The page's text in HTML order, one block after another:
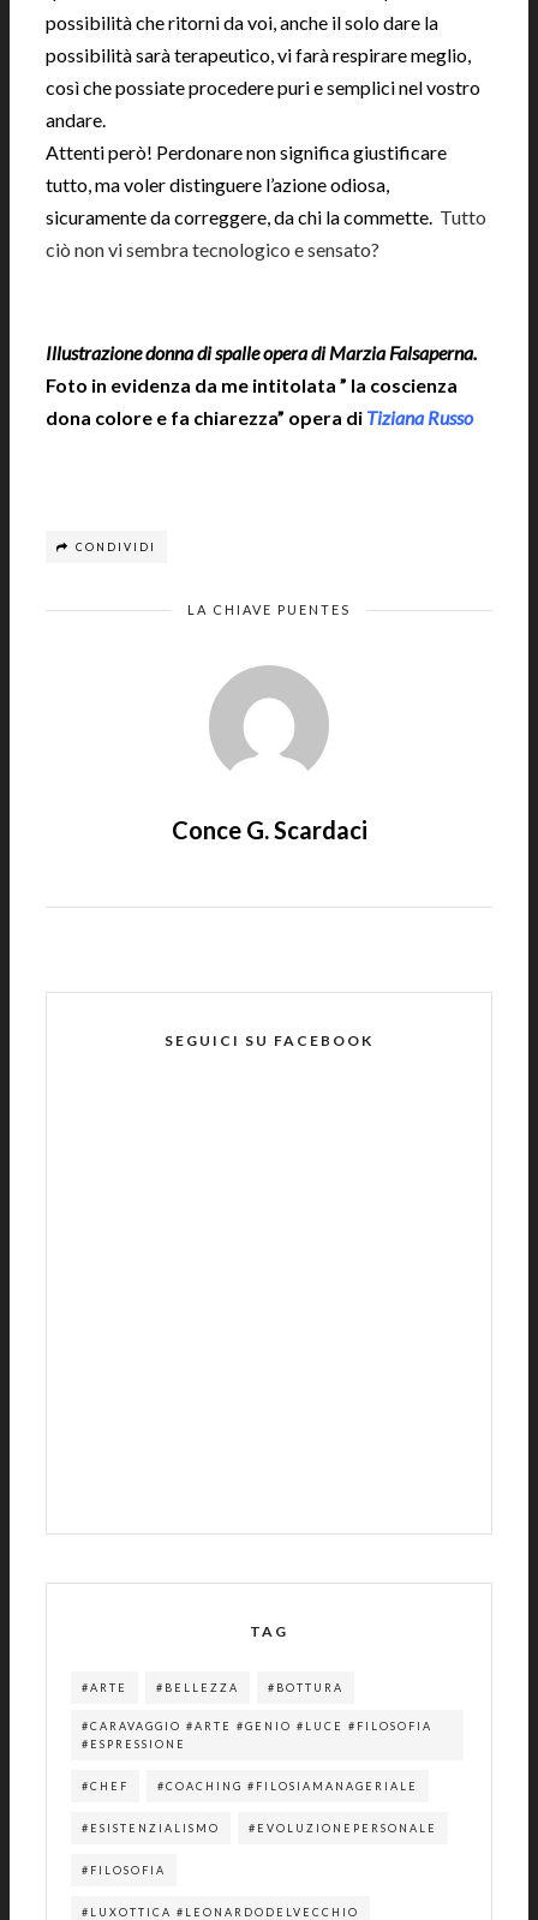
possibilità che ritorni da voi, anche il solo dare la
possibilità sarà terapeutico, vi farà respirare meglio,
così che possiate procedere puri e semplici nel vostro
andare.
Attenti però! Perdonare non significa giustificare
tutto, ma voler distinguere l’azione odiosa,
sicuramente da correggere, da chi la commette. Tutto
ciò non vi sembra tecnologico e sensato?
Illustrazione donna di spalle opera di Marzia Falsaperna.
Foto in evidenza da me intitolata ” la coscienza
dona colore e fa chiarezza” opera di Tiziana Russo
CONDIVIDI
LA CHIAVE PUENTES
Conce G. Scardaci
SEGUICI SU FACEBOOK
TAG
#ARTE #BELLEZZA #BOTTURA
#CARAVAGGIO #ARTE #GENIO #LUCE #FILOSOFIA
#ESPRESSIONE
#CHEF #COACHING #FILOSIAMANAGERIALE
#ESISTENZIALISMO #EVOLUZIONEPERSONALE
#FILOSOFIA
#LUXOTTICA #LEONARDODELVECCHIO